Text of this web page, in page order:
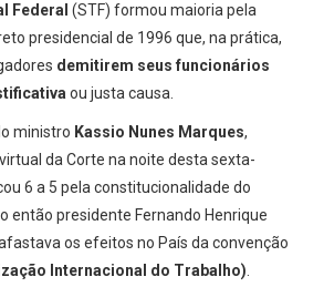
Federal (STF) formou maioria pela
presidencial de 1996 que, na prática,
demitirem seus funcionários
ou justa causa.
ministro Kassio Nunes Marques,
da Corte na noite desta sexta-
6 a 5 pela constitucionalidade do
então presidente Fernando Henrique
os efeitos no País da convenção
Internacional do Trabalho)